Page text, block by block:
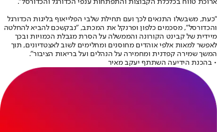
ארוכת טווח בכלכלת הקבוצות והתפתחות ענפי הכדורגל והכדורסל".
"כעת, משבשלו התנאים לכך ועם תחילת שלבי הפלייאוף בליגות הכדורגל
והכדורסל", מסכמים כלפון ופרנקל את המכתב, "נבקשכם להביא להחלטה
מיידית של קבינט הקורונה והממשלה על הסרת מגבלת הכמויות ובכך
לאפשר למאות אלפי אוהדים מחוסנים ומחלימים לשוב לאצטדיונים, תוך
המשך שמירה קפדנית ומחמירה על הנהלים ועל בריאות הציבור".
• בהכנת הידיעה השתתף יעקב מאיר